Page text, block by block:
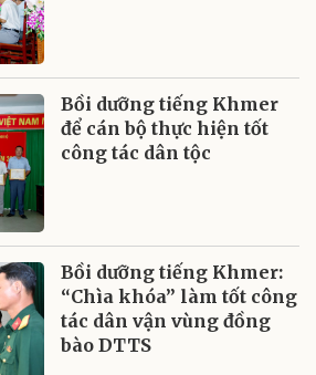
Bồi dưỡng tiếng Khmer
để cán bộ thực hiện tốt
công tác dân tộc
Bồi dưỡng tiếng Khmer:
“Chìa khóa” làm tốt công
tác dân vận vùng đồng
bào DTTS